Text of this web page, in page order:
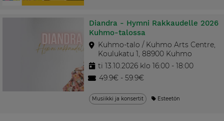
Diandra - Hymni Rakkaudelle 2026
Kuhmo-talossa
Kuhmo-talo / Kuhmo Arts Centre,
Koulukatu 1, 88900 Kuhmo
ti 13.10.2026 klo 16:00 - 18:00
49.9€ - 59.9€
Musiikki ja konsertit Esteetön